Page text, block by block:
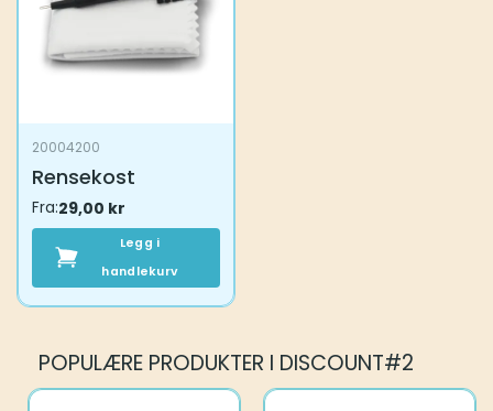
20004200
Rensekost
Fra:29,00 kr
Legg i
handlekurv
POPULÆRE PRODUKTER I DISCOUNT#2